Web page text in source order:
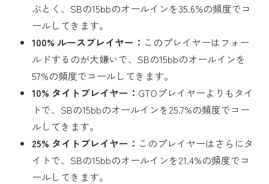
ぶとく、SBの15bbのオールインを35.6%の頻度でコ
ールしてきます。
100% ルースプレイヤー： このプレイヤーはフォー
ルドするのが大嫌いで、SBの15bbのオールインを
57%の頻度でコールしてきます。
10% タイトプレイヤー： GTOプレイヤーよりもタイ
トで、SBの15bbのオールインを25.7%の頻度でコー
ルしてきます。
25% タイトプレイヤー： このプレイヤーはさらにタ
イトで、SBの15bbのオールインを21.4%の頻度でコ
ールしてきます。